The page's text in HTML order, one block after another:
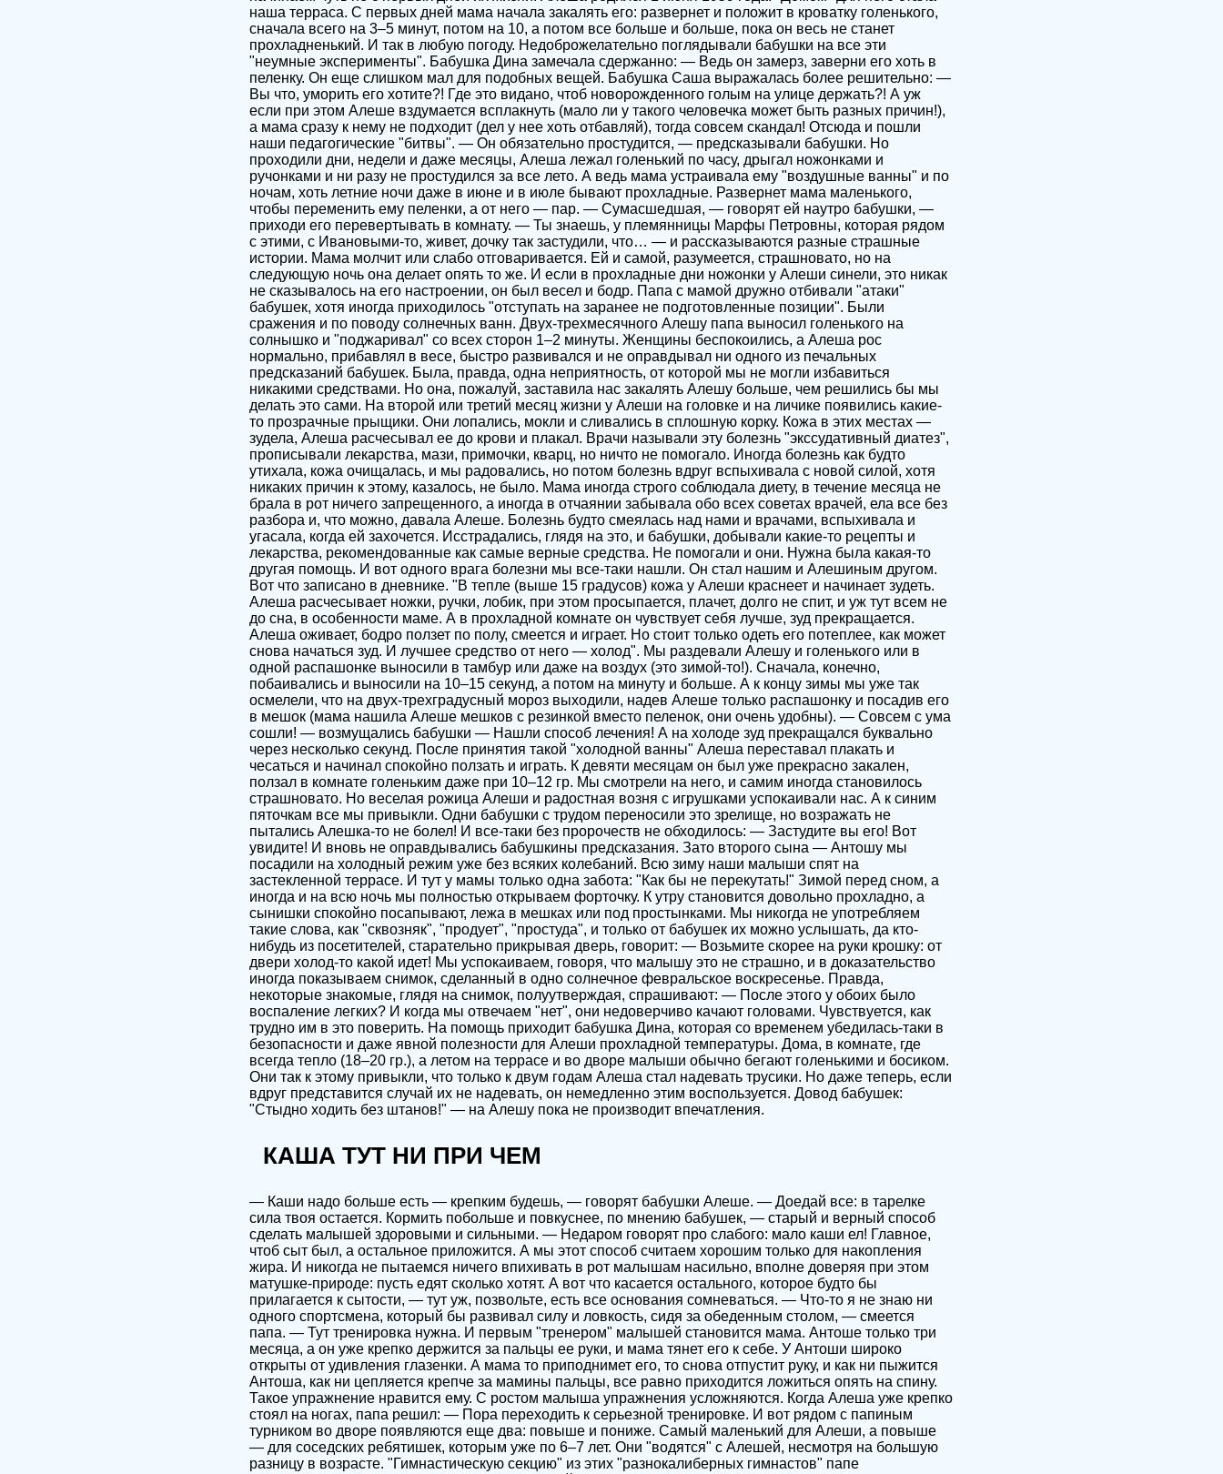
наша терраса. С первых дней мама начала закалять его: развернет и положит в кроватку голенького,
сначала всего на 3–5 минут, потом на 10, а потом все больше и больше, пока он весь не станет
прохладненький. И так в любую погоду. Недоброжелательно поглядывали бабушки на все эти
"неумные эксперименты". Бабушка Дина замечала сдержанно: — Ведь он замерз, заверни его хоть в
пеленку. Он еще слишком мал для подобных вещей. Бабушка Саша выражалась более решительно: —
Вы что, уморить его хотите?! Где это видано, чтоб новорожденного голым на улице держать?! А уж
если при этом Алеше вздумается всплакнуть (мало ли у такого человечка может быть разных причин!),
а мама сразу к нему не подходит (дел у нее хоть отбавляй), тогда совсем скандал! Отсюда и пошли
наши педагогические "битвы". — Он обязательно простудится, — предсказывали бабушки. Но
проходили дни, недели и даже месяцы, Алеша лежал голенький по часу, дрыгал ножонками и
ручонками и ни разу не простудился за все лето. А ведь мама устраивала ему "воздушные ванны" и по
ночам, хоть летние ночи даже в июне и в июле бывают прохладные. Развернет мама маленького,
чтобы переменить ему пеленки, а от него — пар. — Сумасшедшая, — говорят ей наутро бабушки, —
приходи его перевертывать в комнату. — Ты знаешь, у племянницы Марфы Петровны, которая рядом
с этими, с Ивановыми-то, живет, дочку так застудили, что… — и рассказываются разные страшные
истории. Мама молчит или слабо отговаривается. Ей и самой, разумеется, страшновато, но на
следующую ночь она делает опять то же. И если в прохладные дни ножонки у Алеши синели, это никак
не сказывалось на его настроении, он был весел и бодр. Папа с мамой дружно отбивали "атаки"
бабушек, хотя иногда приходилось "отступать на заранее не подготовленные позиции". Были
сражения и по поводу солнечных ванн. Двух-трехмесячного Алешу папа выносил голенького на
солнышко и "поджаривал" со всех сторон 1–2 минуты. Женщины беспокоились, а Алеша рос
нормально, прибавлял в весе, быстро развивался и не оправдывал ни одного из печальных
предсказаний бабушек. Была, правда, одна неприятность, от которой мы не могли избавиться
никакими средствами. Но она, пожалуй, заставила нас закалять Алешу больше, чем решились бы мы
делать это сами. На второй или третий месяц жизни у Алеши на головке и на личике появились какие-
то прозрачные прыщики. Они лопались, мокли и сливались в сплошную корку. Кожа в этих местах —
зудела, Алеша расчесывал ее до крови и плакал. Врачи называли эту болезнь "экссудативный диатез",
прописывали лекарства, мази, примочки, кварц, но ничто не помогало. Иногда болезнь как будто
утихала, кожа очищалась, и мы радовались, но потом болезнь вдруг вспыхивала с новой силой, хотя
никаких причин к этому, казалось, не было. Мама иногда строго соблюдала диету, в течение месяца не
брала в рот ничего запрещенного, а иногда в отчаянии забывала обо всех советах врачей, ела все без
разбора и, что можно, давала Алеше. Болезнь будто смеялась над нами и врачами, вспыхивала и
угасала, когда ей захочется. Исстрадались, глядя на это, и бабушки, добывали какие-то рецепты и
лекарства, рекомендованные как самые верные средства. Не помогали и они. Нужна была какая-то
другая помощь. И вот одного врага болезни мы все-таки нашли. Он стал нашим и Алешиным другом.
Вот что записано в дневнике. "В тепле (выше 15 градусов) кожа у Алеши краснеет и начинает зудеть.
Алеша расчесывает ножки, ручки, лобик, при этом просыпается, плачет, долго не спит, и уж тут всем не
до сна, в особенности маме. А в прохладной комнате он чувствует себя лучше, зуд прекращается.
Алеша оживает, бодро ползет по полу, смеется и играет. Но стоит только одеть его потеплее, как может
снова начаться зуд. И лучшее средство от него — холод". Мы раздевали Алешу и голенького или в
одной распашонке выносили в тамбур или даже на воздух (это зимой-то!). Сначала, конечно,
побаивались и выносили на 10–15 секунд, а потом на минуту и больше. А к концу зимы мы уже так
осмелели, что на двух-трехградусный мороз выходили, надев Алеше только распашонку и посадив его
в мешок (мама нашила Алеше мешков с резинкой вместо пеленок, они очень удобны). — Совсем с ума
сошли! — возмущались бабушки — Нашли способ лечения! А на холоде зуд прекращался буквально
через несколько секунд. После принятия такой "холодной ванны" Алеша переставал плакать и
чесаться и начинал спокойно ползать и играть. К девяти месяцам он был уже прекрасно закален,
ползал в комнате голеньким даже при 10–12 гр. Мы смотрели на него, и самим иногда становилось
страшновато. Но веселая рожица Алеши и радостная возня с игрушками успокаивали нас. А к синим
пяточкам все мы привыкли. Одни бабушки с трудом переносили это зрелище, но возражать не
пытались Алешка-то не болел! И все-таки без пророчеств не обходилось: — Застудите вы его! Вот
увидите! И вновь не оправдывались бабушкины предсказания. Зато второго сына — Антошу мы
посадили на холодный режим уже без всяких колебаний. Всю зиму наши малыши спят на
застекленной террасе. И тут у мамы только одна забота: "Как бы не перекутать!" Зимой перед сном, а
иногда и на всю ночь мы полностью открываем форточку. К утру становится довольно прохладно, а
сынишки спокойно посапывают, лежа в мешках или под простынками. Мы никогда не употребляем
такие слова, как "сквозняк", "продует", "простуда", и только от бабушек их можно услышать, да кто-
нибудь из посетителей, старательно прикрывая дверь, говорит: — Возьмите скорее на руки крошку: от
двери холод-то какой идет! Мы успокаиваем, говоря, что малышу это не страшно, и в доказательство
иногда показываем снимок, сделанный в одно солнечное февральское воскресенье. Правда,
некоторые знакомые, глядя на снимок, полуутверждая, спрашивают: — После этого у обоих было
воспаление легких? И когда мы отвечаем "нет", они недоверчиво качают головами. Чувствуется, как
трудно им в это поверить. На помощь приходит бабушка Дина, которая со временем убедилась-таки в
безопасности и даже явной полезности для Алеши прохладной температуры. Дома, в комнате, где
всегда тепло (18–20 гр.), а летом на террасе и во дворе малыши обычно бегают голенькими и босиком.
Они так к этому привыкли, что только к двум годам Алеша стал надевать трусики. Но даже теперь, если
вдруг представится случай их не надевать, он немедленно этим воспользуется. Довод бабушек:
"Стыдно ходить без штанов!" — на Алешу пока не производит впечатления.
КАША ТУТ НИ ПРИ ЧЕМ
— Каши надо больше есть — крепким будешь, — говорят бабушки Алеше. — Доедай все: в тарелке
сила твоя остается. Кормить побольше и повкуснее, по мнению бабушек, — старый и верный способ
сделать малышей здоровыми и сильными. — Недаром говорят про слабого: мало каши ел! Главное,
чтоб сыт был, а остальное приложится. А мы этот способ считаем хорошим только для накопления
жира. И никогда не пытаемся ничего впихивать в рот малышам насильно, вполне доверяя при этом
матушке-природе: пусть едят сколько хотят. А вот что касается остального, которое будто бы
прилагается к сытости, — тут уж, позвольте, есть все основания сомневаться. — Что-то я не знаю ни
одного спортсмена, который бы развивал силу и ловкость, сидя за обеденным столом, — смеется
папа. — Тут тренировка нужна. И первым "тренером" малышей становится мама. Антоше только три
месяца, а он уже крепко держится за пальцы ее руки, и мама тянет его к себе. У Антоши широко
открыты от удивления глазенки. А мама то приподнимет его, то снова отпустит руку, и как ни пыжится
Антоша, как ни цепляется крепче за мамины пальцы, все равно приходится ложиться опять на спину.
Такое упражнение нравится ему. С ростом малыша упражнения усложняются. Когда Алеша уже крепко
стоял на ногах, папа решил: — Пора переходить к серьезной тренировке. И вот рядом с папиным
турником во дворе появляются еще два: повыше и пониже. Самый маленький для Алеши, а повыше
— для соседских ребятишек, которым уже по 6–7 лет. Они "водятся" с Алешей, несмотря на большую
разницу в возрасте. "Гимнастическую секцию" из этих "разнокалиберных гимнастов" папе